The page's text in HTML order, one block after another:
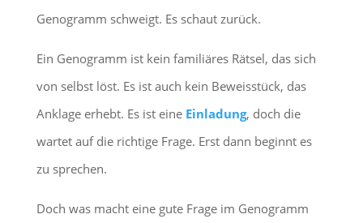
Genogramm schweigt. Es schaut zurück.
Ein Genogramm ist kein familiäres Rätsel, das sich
von selbst löst. Es ist auch kein Beweisstück, das
Anklage erhebt. Es ist eine Einladung, doch die
wartet auf die richtige Frage. Erst dann beginnt es
zu sprechen.
Doch was macht eine gute Frage im Genogramm